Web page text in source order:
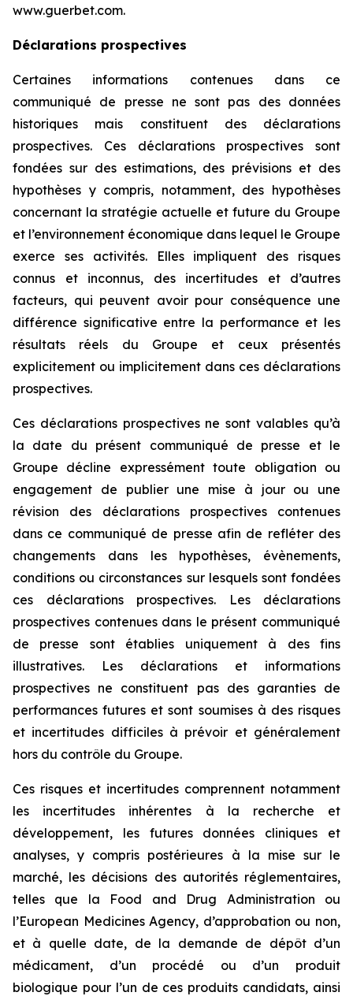
www.guerbet.com.
Déclarations prospectives
Certaines informations contenues dans ce
communiqué de presse ne sont pas des données
historiques mais constituent des déclarations
prospectives. Ces déclarations prospectives sont
fondées sur des estimations, des prévisions et des
hypothèses y compris, notamment, des hypothèses
concernant la stratégie actuelle et future du Groupe
et l’environnement économique dans lequel le Groupe
exerce ses activités. Elles impliquent des risques
connus et inconnus, des incertitudes et d’autres
facteurs, qui peuvent avoir pour conséquence une
différence significative entre la performance et les
résultats réels du Groupe et ceux présentés
explicitement ou implicitement dans ces déclarations
prospectives.
Ces déclarations prospectives ne sont valables qu’à
la date du présent communiqué de presse et le
Groupe décline expressément toute obligation ou
engagement de publier une mise à jour ou une
révision des déclarations prospectives contenues
dans ce communiqué de presse afin de refléter des
changements dans les hypothèses, évènements,
conditions ou circonstances sur lesquels sont fondées
ces déclarations prospectives. Les déclarations
prospectives contenues dans le présent communiqué
de presse sont établies uniquement à des fins
illustratives. Les déclarations et informations
prospectives ne constituent pas des garanties de
performances futures et sont soumises à des risques
et incertitudes difficiles à prévoir et généralement
hors du contrôle du Groupe.
Ces risques et incertitudes comprennent notamment
les incertitudes inhérentes à la recherche et
développement, les futures données cliniques et
analyses, y compris postérieures à la mise sur le
marché, les décisions des autorités réglementaires,
telles que la Food and Drug Administration ou
l’European Medicines Agency, d’approbation ou non,
et à quelle date, de la demande de dépôt d’un
médicament, d’un procédé ou d’un produit
biologique pour l’un de ces produits candidats, ainsi